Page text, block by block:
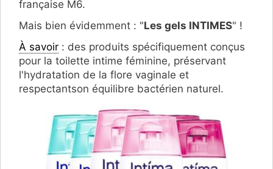
française M6.
Mais bien évidemment : "Les gels INTIMES" !
À savoir : des produits spécifiquement conçus
pour la toilette intime féminine, préservant
l'hydratation de la flore vaginale et
respectantson équilibre bactérien naturel.